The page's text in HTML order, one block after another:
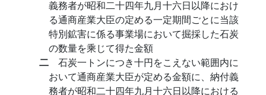
義務者が昭和二十四年九月十六日以降におけ
る通商産業大臣の定める一定期間ごとに当該
特別鉱害に係る事業場において掘採した石炭
の数量を乘じて得た金額
二 石炭一トンにつき十円をこえない範囲内に
おいて通商産業大臣が定める金額に、納付義
務者が昭和二十四年九月十六日以降における